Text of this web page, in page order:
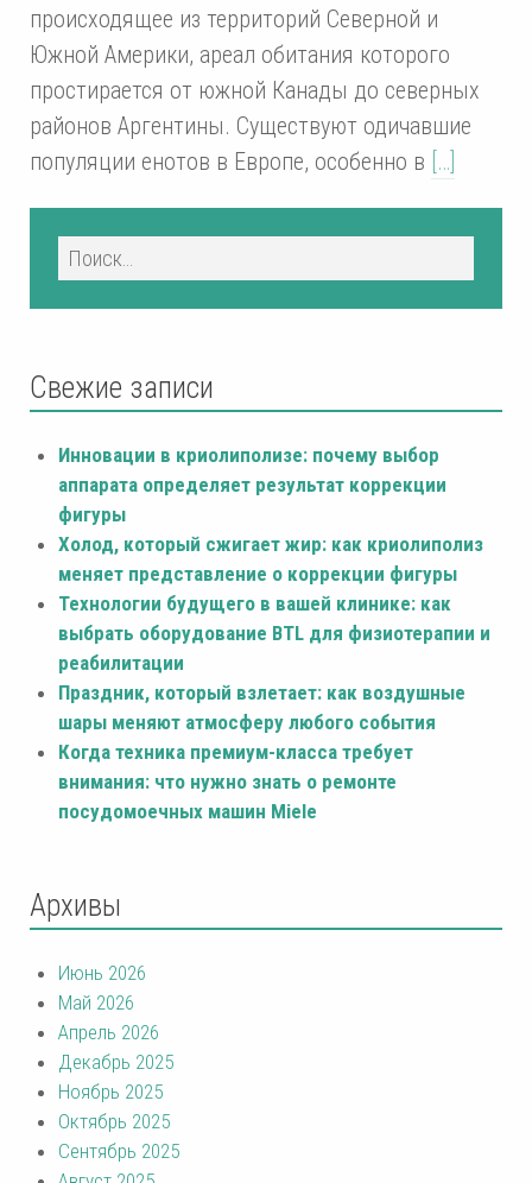
происходящее из территорий Северной и
Южной Америки, ареал обитания которого
простирается от южной Канады до северных
районов Аргентины. Существуют одичавшие
популяции енотов в Европе, особенно в […]
Свежие записи
Инновации в криолиполизе: почему выбор
аппарата определяет результат коррекции
фигуры
Холод, который сжигает жир: как криолиполиз
меняет представление о коррекции фигуры
Технологии будущего в вашей клинике: как
выбрать оборудование BTL для физиотерапии и
реабилитации
Праздник, который взлетает: как воздушные
шары меняют атмосферу любого события
Когда техника премиум-класса требует
внимания: что нужно знать о ремонте
посудомоечных машин Miele
Архивы
Июнь 2026
Май 2026
Апрель 2026
Декабрь 2025
Ноябрь 2025
Октябрь 2025
Сентябрь 2025